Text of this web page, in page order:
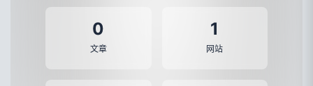
0
文章
1
网站